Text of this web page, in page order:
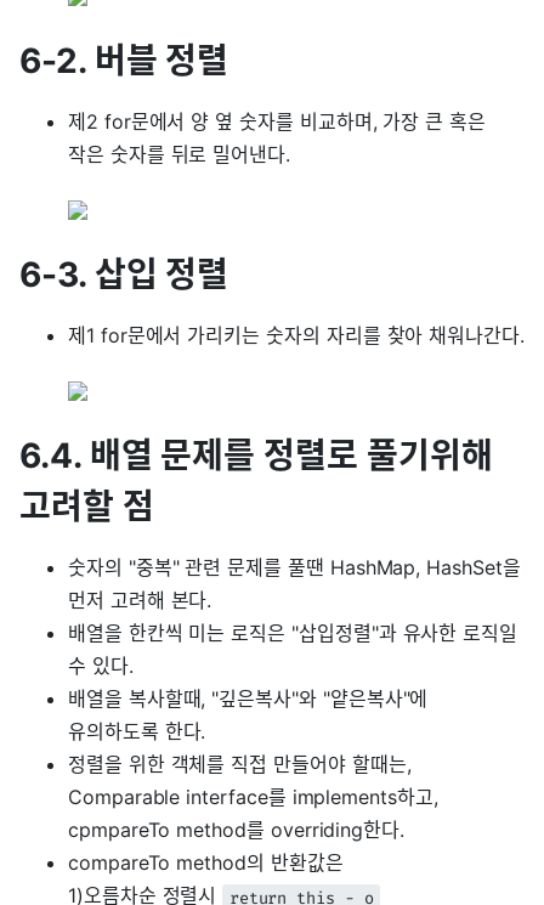
6-2. 버블 정렬
제2 for문에서 양 옆 숫자를 비교하며, 가장 큰 혹은
작은 숫자를 뒤로 밀어낸다.
6-3. 삽입 정렬
제1 for문에서 가리키는 숫자의 자리를 찾아 채워나간다.
6.4. 배열 문제를 정렬로 풀기위해
고려할 점
숫자의 "중복" 관련 문제를 풀땐 HashMap, HashSet을
먼저 고려해 본다.
배열을 한칸씩 미는 로직은 "삽입정렬"과 유사한 로직일
수 있다.
배열을 복사할때, "깊은복사"와 "얕은복사"에
유의하도록 한다.
정렬을 위한 객체를 직접 만들어야 할때는,
Comparable interface를 implements하고,
cpmpareTo method를 overriding한다.
compareTo method의 반환값은
1)오름차순 정렬시
return this - o